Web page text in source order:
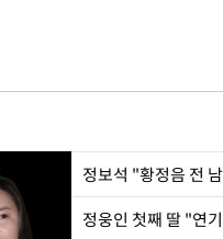
정웅인 첫째 딸 "연